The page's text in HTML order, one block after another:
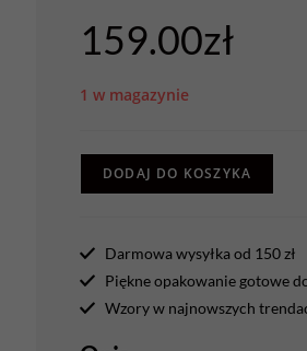
159.00zł
1 w magazynie
DODAJ DO KOSZYKA
Darmowa wysyłka od 150 zł
Piękne opakowanie gotowe
Wzory w najnowszych